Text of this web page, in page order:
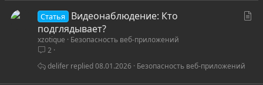
Статья
Видеонаблюдение: Кто
подглядывает?
xzotique
Безопасность веб-приложений
2
Безопасность веб-приложений
08.01.2026
delifer